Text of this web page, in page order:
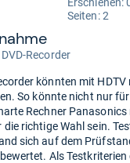
Seiten: 2
Recorder
könnten mit
So könnte nicht nur
Rechner Panasonics
richtige Wahl sein.
sich auf dem
Als